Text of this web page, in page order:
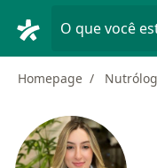
O que você
Homepage